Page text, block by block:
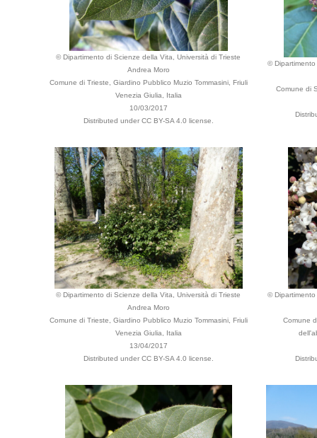
© Dipartimento di Scienze della Vita, Università di Trieste
Andrea Moro
Comune di Trieste, Giardino Pubblico Muzio Tommasini, Friuli
Venezia Giulia, Italia
10/03/2017
Distributed under CC BY-SA 4.0 license.
©
Comune di
© Dipartimento di Scienze della Vita, Università di Trieste
Andrea Moro
Comune di Trieste, Giardino Pubblico Muzio Tommasini, Friuli
Venezia Giulia, Italia
13/04/2017
Distributed under CC BY-SA 4.0 license.
©
Comune